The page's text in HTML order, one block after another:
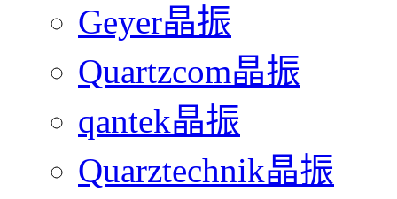
Geyer晶振
Quartzcom晶振
qantek晶振
Quarztechnik晶振